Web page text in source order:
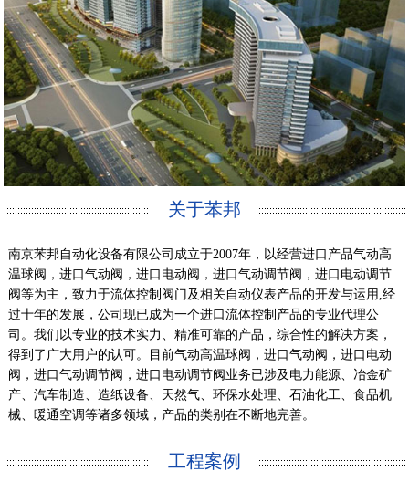
关于苯邦
南京苯邦自动化设备有限公司成立于2007年，以经营进口产品气动高
温球阀，进口气动阀，进口电动阀，进口气动调节阀，进口电动调节
阀等为主，致力于流体控制阀门及相关自动仪表产品的开发与运用,经
过十年的发展，公司现已成为一个进口流体控制产品的专业代理公
司。我们以专业的技术实力、精准可靠的产品，综合性的解决方案，
得到了广大用户的认可。目前气动高温球阀，进口气动阀，进口电动
阀，进口气动调节阀，进口电动调节阀业务已涉及电力能源、冶金矿
产、汽车制造、造纸设备、天然气、环保水处理、石油化工、食品机
械、暖通空调等诸多领域，产品的类别在不断地完善。
工程案例